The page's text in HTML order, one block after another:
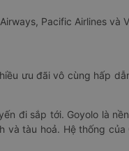
Pacific Airlines và
ưu đãi vô cùng hấp
đi sắp tới. Goyolo là
và tàu hoả. Hệ thống